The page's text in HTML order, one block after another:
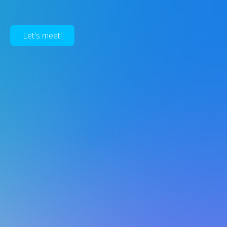
Let's meet!